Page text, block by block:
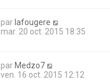
par lafougere
mar. 20 oct. 2015 18:35
par Medzo7
ven. 16 oct. 2015 12:12